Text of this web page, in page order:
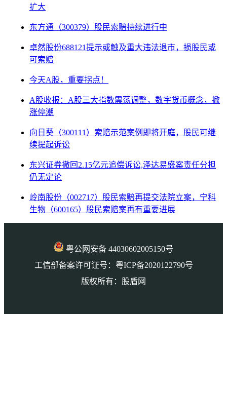
扩大
东方通（300379）股民索赔持续进行中
卓然股份688121提示或触及重大违法退市，损股民或
可索赔
今天A股，重要拐点！
A股收报：A股三大指数震荡调整，数字货币概念，掀
涨停潮
向日葵（300111）索赔示范案例即将开庭，股民可继
续提起诉讼
东兴证券撤回2.15亿元追偿诉讼,泽达易盛案责任分担
仍无定论
岭南股份（002717）股民索赔再提交法院立案，宁科
生物（600165）股民索赔案再有重要进展
粤公网安备 44030602005150号
工信部备案许可证号：粤ICP备2020122790号
版权所有：股盾网